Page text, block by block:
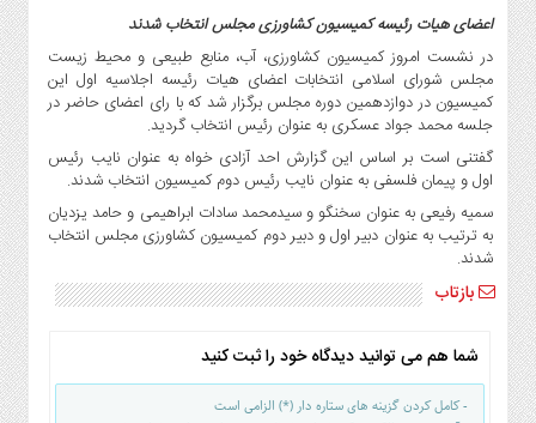
و
خودرو
استارت
آپ
و
فن
آوری
بانک
،
بیمه
و
ارز
دیجیتال
کشاورزی
و
اعضای هیات رئیسه کمیسیون کشاورزی مجلس انتخاب شدند
در نشست امروز کمیسیون کشاورزی، آب، منابع طبیعی و محیط زیست
مجلس شورای اسلامی انتخابات اعضای هیات رئیسه اجلاسیه اول این
کمیسیون در دوازدهمین دوره مجلس برگزار شد که با رای اعضای حاضر در
جلسه محمد جواد عسکری به عنوان رئیس انتخاب گردید.
گفتنی است بر اساس این گزارش احد آزادی خواه به عنوان نایب رئیس
اول و پیمان فلسفی به عنوان نایب رئیس دوم کمیسیون انتخاب شدند.
سمیه رفیعی به عنوان سخنگو و سیدمحمد سادات ابراهیمی و حامد یزدیان
به ترتیب به عنوان دبیر اول و دبیر دوم کمیسیون کشاورزی مجلس انتخاب
شدند.
بازتاب
شما هم می توانید دیدگاه خود را ثبت کنید
- کامل کردن گزینه های ستاره دار (*) الزامی است